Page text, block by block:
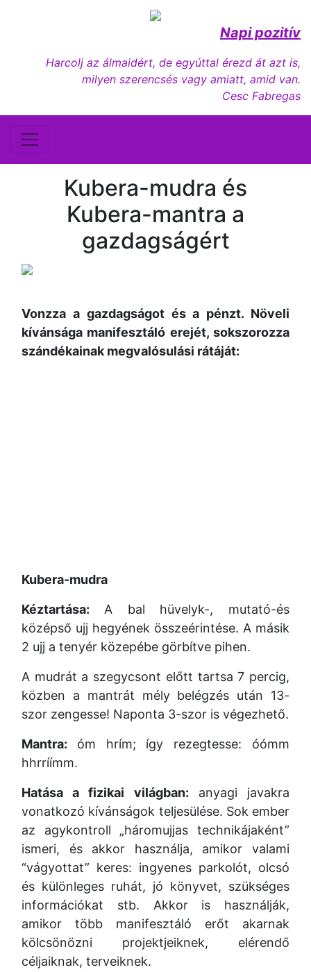
Napi pozitív
Harcolj az álmaidért, de egyúttal érezd át azt is,
milyen szerencsés vagy amiatt, amid van.
Cesc Fabregas
Kubera-mudra és
Kubera-mantra a
gazdagságért
Vonzza a gazdagságot és a pénzt. Növeli
kívánsága manifesztáló erejét, sokszorozza
szándékainak megvalósulási rátáját:
Kubera-mudra
Kéztartása: A bal hüvelyk-, mutató-és
középső ujj hegyének összeérintése. A másik
2 ujj a tenyér közepébe görbítve pihen.
A mudrát a szegycsont előtt tartsa 7 percig,
közben a mantrát mély belégzés után 13-
szor zengesse! Naponta 3-szor is végezhető.
Mantra: óm hrím; így rezegtesse: óómm
hhrríímm.
Hatása a fizikai világban: anyagi javakra
vonatkozó kívánságok teljesülése. Sok ember
az agykontroll „háromujjas technikájaként”
ismeri, és akkor használja, amikor valami
“vágyottat” keres: ingyenes parkolót, olcsó
és különleges ruhát, jó könyvet, szükséges
információkat stb. Akkor is használják,
amikor több manifesztáló erőt akarnak
kölcsönözni projektjeiknek, elérendő
céljaiknak, terveiknek.